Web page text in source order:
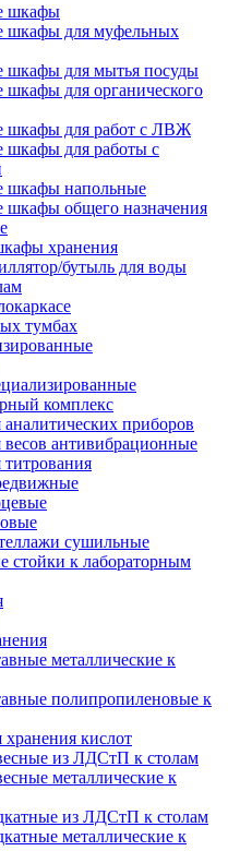
шкафы
шкафы для муфельных
для мытья посуды
для органического
шкафы для работ с ЛВЖ
для работы с
шкафы напольные
общего назначения
хранения
бутыль для воды
тумбах
комплекс
приборов
антивибрационные
сушильные
стойки к лабораторным
металлические к
полипропиленовые к
кислот
из ЛДСтП к столам
металлические к
из ЛДСтП к столам
металлические к